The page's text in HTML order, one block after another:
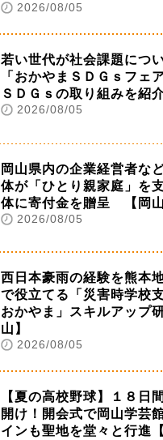
2026/08/05
若い世代が社会課題につ
「おかやまＳＤＧｓフェ
ＳＤＧｓの取り組みを紹
2026/08/05
岡山県内の企業経営者な
体が「ひとり親家庭」を
体に寄付金を贈呈 【岡山
2026/08/05
西日本豪雨の経験を熊本
で役立てる「災害時学校
おかやま」スキルアップ
山】
2026/08/05
【夏の高校野球】１８日
開け！開会式で岡山学芸
インも聖地を堂々と行進